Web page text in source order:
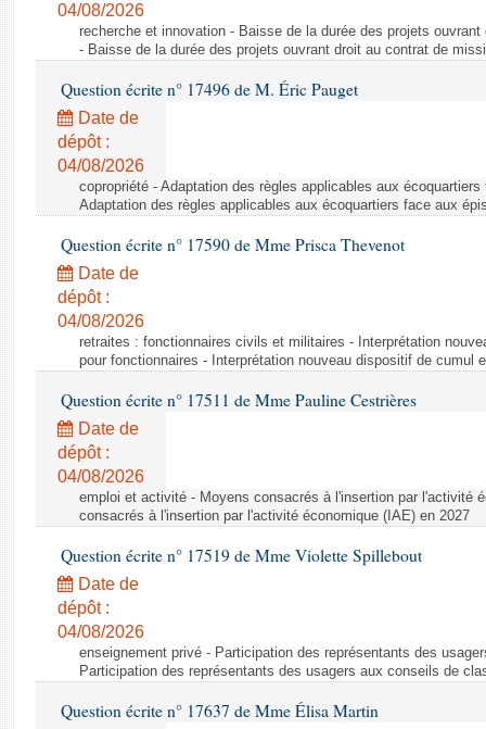
Comptes rendus des débats
04/08/2026
recherche et innovation - Baisse de la durée des projets
- Baisse de la durée des projets ouvrant droit au contrat de
Question écrite n° 17496 de M. Éric Pauget
Date de
dépôt :
04/08/2026
copropriété - Adaptation des règles applicables aux
Adaptation des règles applicables aux écoquartiers face aux
Question écrite n° 17590 de Mme Prisca Thevenot
Date de
dépôt :
04/08/2026
retraites : fonctionnaires civils et militaires - Interprétation
pour fonctionnaires - Interprétation nouveau dispositif de cumul
Question écrite n° 17511 de Mme Pauline Cestrières
Date de
dépôt :
04/08/2026
emploi et activité - Moyens consacrés à l'insertion par l'activité
consacrés à l'insertion par l'activité économique (IAE) en 2027
Question écrite n° 17519 de Mme Violette Spillebout
Date de
dépôt :
04/08/2026
enseignement privé - Participation des représentants des
Participation des représentants des usagers aux conseils de
Question écrite n° 17637 de Mme Élisa Martin